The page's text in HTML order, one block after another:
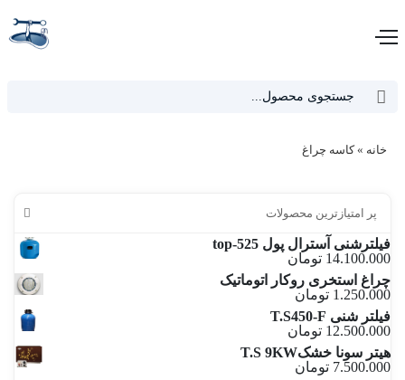
برای:
خانه »کاسه چراغ
پر امتیازترین محصولات
فیلترشنی آسترال پول top-525
14.100.000 تومان
چراغ استخری روکار اتوماتیک
1.250.000 تومان
فیلتر شنی T.S450-F
12.500.000 تومان
هیتر سونا خشکT.S 9KW
7.500.000 تومان